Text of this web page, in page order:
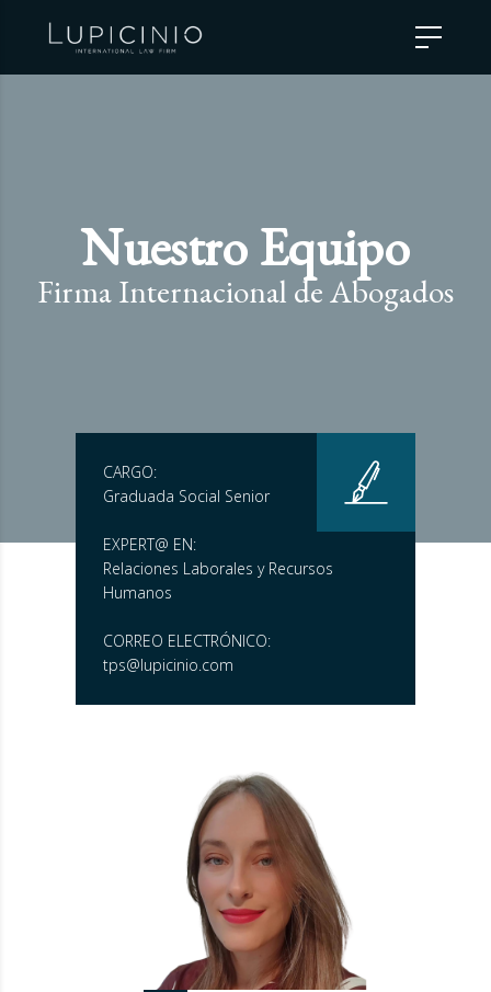
Nuestro Equipo
Firma Internacional de Abogados
CARGO:
Graduada Social Senior
EXPERT@ EN:
Relaciones Laborales y Recursos
Humanos
CORREO ELECTRÓNICO:
tps@lupicinio.com